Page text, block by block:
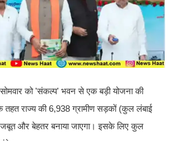
को 'संकल्प' भवन से एक बड़ी योजना की
राज्य की 6,938 ग्रामीण सड़कों (कुल लंबाई
और बेहतर बनाया जाएगा। इसके लिए कुल